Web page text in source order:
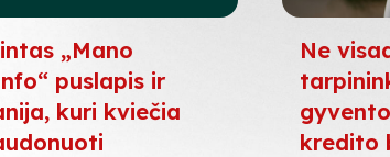
„Mano
puslapis ir
kuri kviečia
Ne
kredito